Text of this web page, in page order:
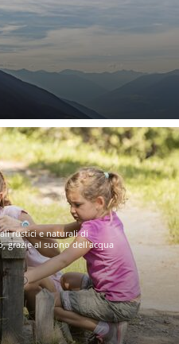
rustici e naturali di
grazie al suono dell'acqua